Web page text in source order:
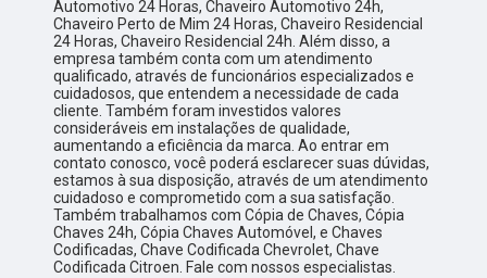
Automotivo 24 Horas, Chaveiro Automotivo 24h,
Chaveiro Perto de Mim 24 Horas, Chaveiro Residencial
24 Horas, Chaveiro Residencial 24h. Além disso, a
empresa também conta com um atendimento
qualificado, através de funcionários especializados e
cuidadosos, que entendem a necessidade de cada
cliente. Também foram investidos valores
consideráveis em instalações de qualidade,
aumentando a eficiência da marca. Ao entrar em
contato conosco, você poderá esclarecer suas dúvidas,
estamos à sua disposição, através de um atendimento
cuidadoso e comprometido com a sua satisfação.
Também trabalhamos com Cópia de Chaves, Cópia
Chaves 24h, Cópia Chaves Automóvel, e Chaves
Codificadas, Chave Codificada Chevrolet, Chave
Codificada Citroen. Fale com nossos especialistas.